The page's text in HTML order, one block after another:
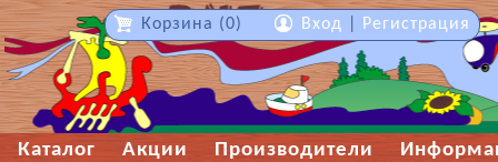
Каталог Акции Производители
Корзина (0) Вход Регистрация